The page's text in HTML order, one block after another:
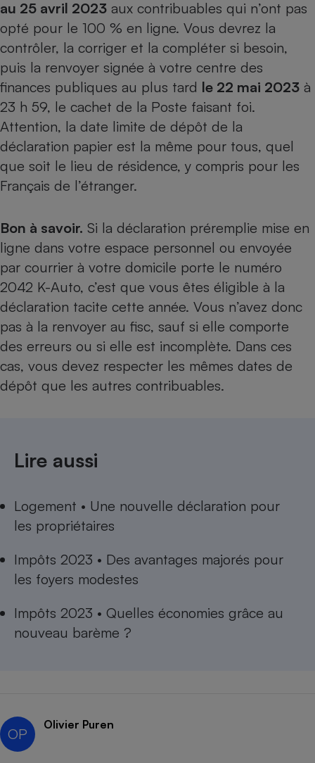
au 25 avril 2023 aux contribuables qui n’ont pas
opté pour le 100 % en ligne. Vous devrez la
contrôler, la corriger et la compléter si besoin,
puis la renvoyer signée à votre centre des
finances publiques au plus tard le 22 mai 2023 à
23 h 59, le cachet de la Poste faisant foi.
Attention, la date limite de dépôt de la
déclaration papier est la même pour tous, quel
que soit le lieu de résidence, y compris pour les
Français de l’étranger.
Bon à savoir. Si la déclaration préremplie mise en
ligne dans votre espace personnel ou envoyée
par courrier à votre domicile porte le numéro
2042 K-Auto, c’est que vous êtes éligible à la
déclaration tacite cette année. Vous n’avez donc
pas à la renvoyer au fisc, sauf si elle comporte
des erreurs ou si elle est incomplète. Dans ces
cas, vous devez respecter les mêmes dates de
dépôt que les autres contribuables.
Lire aussi
Logement • Une nouvelle déclaration pour
les propriétaires
Impôts 2023 • Des avantages majorés pour
les foyers modestes
Impôts 2023 • Quelles économies grâce au
nouveau barème ?
OP
Olivier Puren